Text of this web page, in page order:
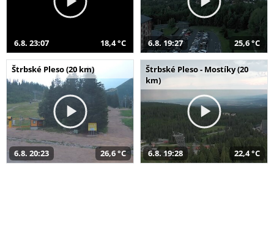
6.8. 23:07 18,4 °C 6.8. 19:27 25,6 °C
Štrbské Pleso (20 km)
6.8. 20:23 26,6 °C
Štrbské Pleso - Mostíky (20
km)
6.8. 19:28 22,4 °C